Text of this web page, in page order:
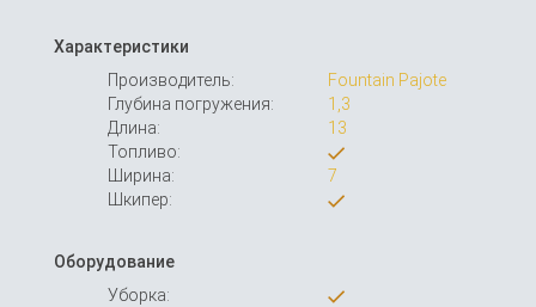
Характеристики
Производитель:
Fountain Pajote
Глубина погружения:
1,3
Длина:
13
Топливо:
Ширина:
7
Шкипер:
Оборудование
Уборка: